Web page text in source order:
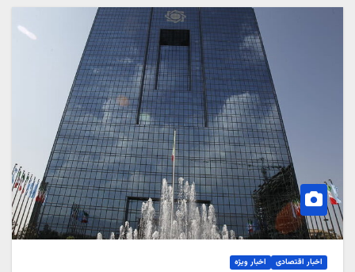
اخبار اقتصادی اخبار ویژه